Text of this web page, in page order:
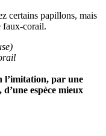
certains papillons, mais
faux-corail.
l’imitation, par une
espèce mieux